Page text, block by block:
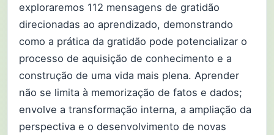
exploraremos 112 mensagens de gratidão
direcionadas ao aprendizado, demonstrando
como a prática da gratidão pode potencializar o
processo de aquisição de conhecimento e a
construção de uma vida mais plena. Aprender
não se limita à memorização de fatos e dados;
envolve a transformação interna, a ampliação da
perspectiva e o desenvolvimento de novas